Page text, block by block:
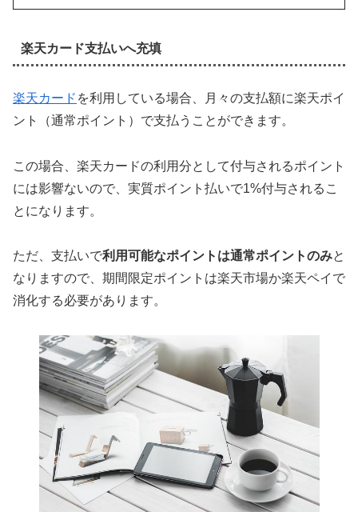
楽天カード支払いへ充填
楽天カード を利用している場合、月々の支払額に楽天ポイ
ント（通常ポイント）で支払うことができます。
この場合、楽天カードの利用分として付与されるポイント
には影響ないので、実質ポイント払いで1%付与されるこ
とになります。
ただ、支払いで利用可能なポイントは通常ポイントのみと
なりますので、期間限定ポイントは楽天市場か楽天ペイで
消化する必要があります。